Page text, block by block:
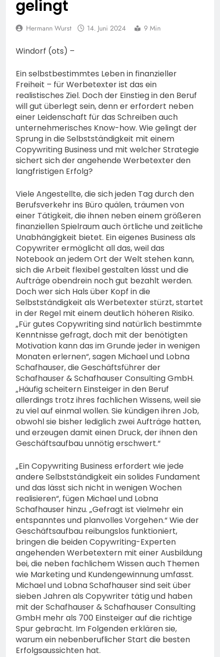
gestoppt-
gelingt
Hermann Wurst 14. Juni 2024 9 Min
Windorf (ots) –
Ein selbstbestimmtes Leben in finanzieller
Freiheit – für Werbetexter ist das ein
realistisches Ziel. Doch der Einstieg in den Beruf
will gut überlegt sein, denn er erfordert neben
einer Leidenschaft für das Schreiben auch
unternehmerisches Know-how. Wie gelingt der
Sprung in die Selbstständigkeit mit einem
Copywriting Business und mit welcher Strategie
sichert sich der angehende Werbetexter den
langfristigen Erfolg?
Viele Angestellte, die sich jeden Tag durch den
Berufsverkehr ins Büro quälen, träumen von
einer Tätigkeit, die ihnen neben einem größeren
finanziellen Spielraum auch örtliche und zeitliche
Unabhängigkeit bietet. Ein eigenes Business als
Copywriter ermöglicht all das, weil das
Notebook an jedem Ort der Welt stehen kann,
sich die Arbeit flexibel gestalten lässt und die
Aufträge obendrein noch gut bezahlt werden.
Doch wer sich Hals über Kopf in die
Selbstständigkeit als Werbetexter stürzt, startet
in der Regel mit einem deutlich höheren Risiko.
„Für gutes Copywriting sind natürlich bestimmte
Kenntnisse gefragt, doch mit der benötigten
Motivation kann das im Grunde jeder in wenigen
Monaten erlernen“, sagen Michael und Lobna
Schafhauser, die Geschäftsführer der
Schafhauser & Schafhauser Consulting GmbH.
„Häufig scheitern Einsteiger in den Beruf
allerdings trotz ihres fachlichen Wissens, weil sie
zu viel auf einmal wollen. Sie kündigen ihren Job,
obwohl sie bisher lediglich zwei Aufträge hatten,
und erzeugen damit einen Druck, der ihnen den
Geschäftsaufbau unnötig erschwert.“
„Ein Copywriting Business erfordert wie jede
andere Selbstständigkeit ein solides Fundament
und das lässt sich nicht in wenigen Wochen
realisieren“, fügen Michael und Lobna
Schafhauser hinzu. „Gefragt ist vielmehr ein
entspanntes und planvolles Vorgehen.“ Wie der
Geschäftsaufbau reibungslos funktioniert,
bringen die beiden Copywriting-Experten
angehenden Werbetextern mit einer Ausbildung
bei, die neben fachlichem Wissen auch Themen
wie Marketing und Kundengewinnung umfasst.
Michael und Lobna Schafhauser sind seit über
sieben Jahren als Copywriter tätig und haben
mit der Schafhauser & Schafhauser Consulting
GmbH mehr als 700 Einsteiger auf die richtige
Spur gebracht. Im Folgenden erklären sie,
warum ein nebenberuflicher Start die besten
Erfolgsaussichten hat.